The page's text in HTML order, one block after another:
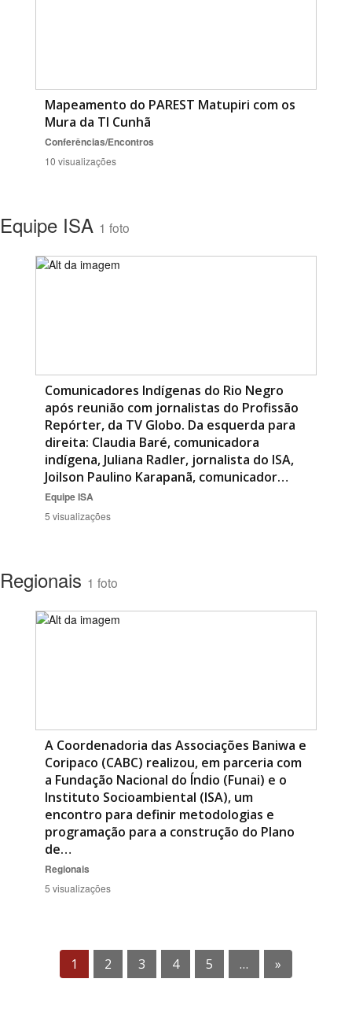
Mapeamento do PAREST Matupiri com os
Mura da TI Cunhã
Conferências/Encontros
10 visualizações
Equipe ISA 1 foto
Comunicadores Indígenas do Rio Negro
após reunião com jornalistas do Profissão
Repórter, da TV Globo. Da esquerda para
direita: Claudia Baré, comunicadora
indígena, Juliana Radler, jornalista do ISA,
Joilson Paulino Karapanã, comunicador…
Equipe ISA
5 visualizações
Regionais 1 foto
A Coordenadoria das Associações Baniwa e
Coripaco (CABC) realizou, em parceria com
a Fundação Nacional do Índio (Funai) e o
Instituto Socioambiental (ISA), um
encontro para definir metodologias e
programação para a construção do Plano
de…
Regionais
5 visualizações
1 2 3 4 5 … »